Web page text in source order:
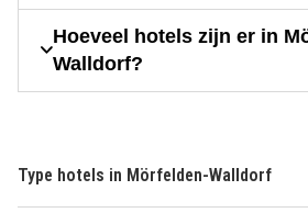
Hoeveel hotels zijn er in
Walldorf?
Type hotels in Mörfelden-Walldorf